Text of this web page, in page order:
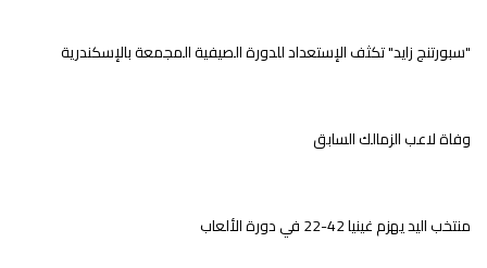
"سبورتنج زايد" تكثف الإستعداد للدورة الصيفية المجمعة بالإسكندرية
وفاة لاعب الزمالك السابق
منتخب اليد يهزم غينيا 42-22 في دورة الألعاب